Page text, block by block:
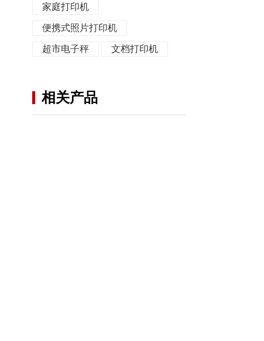
家庭打印机
便携式照片打印机
超市电子秤 文档打印机
相关产品